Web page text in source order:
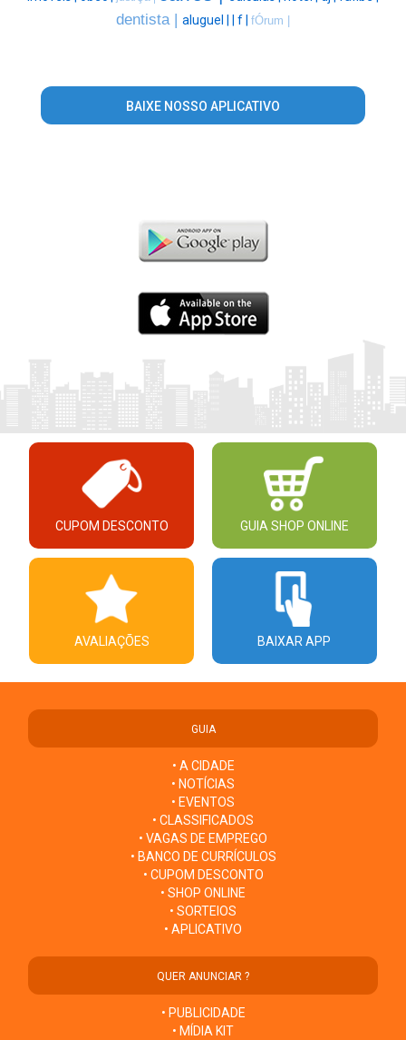
dentista | aluguel | | f | fÓrum |
BAIXE NOSSO APLICATIVO
CUPOM DESCONTO GUIA SHOP ONLINE
AVALIAÇÕES BAIXAR APP
GUIA
• A CIDADE
• NOTÍCIAS
• EVENTOS
• CLASSIFICADOS
• VAGAS DE EMPREGO
• BANCO DE CURRÍCULOS
• CUPOM DESCONTO
• SHOP ONLINE
• SORTEIOS
• APLICATIVO
QUER ANUNCIAR ?
• PUBLICIDADE
• MÍDIA KIT